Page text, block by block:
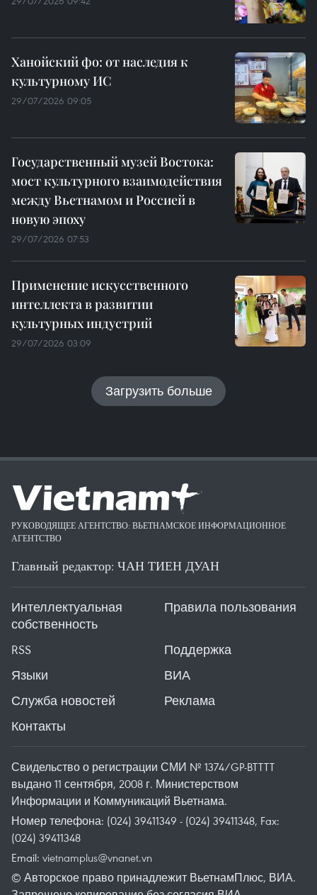
Ханойский фо: от наследия к
культурному ИС
29/07/2026 09:05
Государственный музей Востока:
мост культурного взаимодействия
между Вьетнамом и Россией в
новую эпоху
29/07/2026 07:53
Применение искусственного
интеллекта в развитии
культурных индустрий
29/07/2026 03:09
Загрузить больше
РУКОВОДЯЩЕЕ АГЕНТСТВО: ВЬЕТНАМСКОЕ ИНФОРМАЦИОННОЕ
АГЕНТСТВО
Главный редактор: ЧАН ТИЕН ДУАН
Интеллектуальная
собственность
Правила пользования
RSS
Поддержка
Языки
ВИА
Служба новостей
Реклама
Контакты
Свидельство о регистрации СМИ № 1374/GP-BTTTT
выдано 11 сентября, 2008 г. Министерством
Информации и Коммуникаций Вьетнама.
Номер телефона: (024) 39411349 - (024) 39411348, Fax:
(024) 39411348
Email: vietnamplus@vnanet.vn
© Авторское право принадлежит ВьетнамПлюс, ВИА.